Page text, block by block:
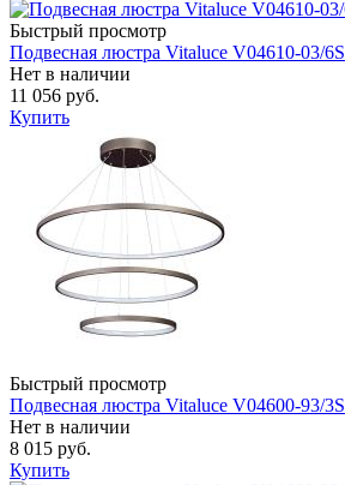
Быстрый просмотр
Подвесная люстра Vitaluce V04610-03/6S
Нет в наличии
11 056 руб.
Купить
Быстрый просмотр
Подвесная люстра Vitaluce V04600-93/3S
Нет в наличии
8 015 руб.
Купить